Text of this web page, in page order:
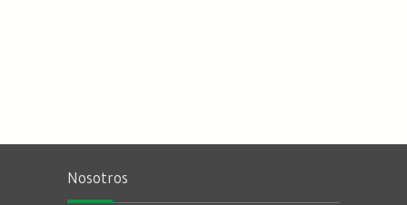
Nosotros